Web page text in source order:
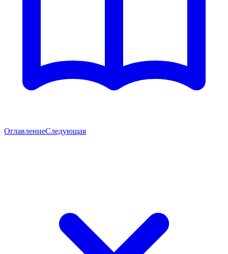
ОглавлениеСледующая